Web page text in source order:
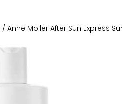
/ Anne Möller After Sun Express